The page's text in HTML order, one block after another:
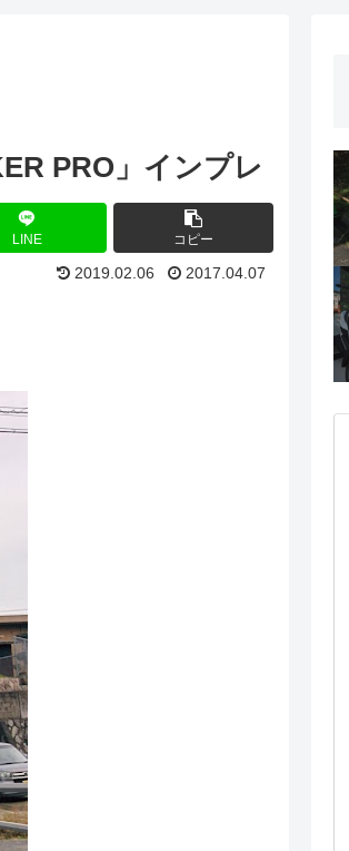
PRO」インプレ
LINE コピー
2019.02.06 2017.04.07